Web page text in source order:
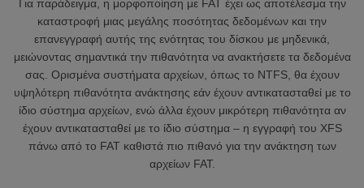
Για παράδειγμα, η μορφοποίηση με FAT έχει ως αποτέλεσμα την
καταστροφή μιας μεγάλης ποσότητας δεδομένων και την
επανεγγραφή αυτής της ενότητας του δίσκου με μηδενικά,
μειώνοντας σημαντικά την πιθανότητα να ανακτήσετε τα δεδομένα
σας. Ορισμένα συστήματα αρχείων, όπως το NTFS, θα έχουν
υψηλότερη πιθανότητα ανάκτησης εάν έχουν αντικατασταθεί με το
ίδιο σύστημα αρχείων, ενώ άλλα έχουν μικρότερη πιθανότητα αν
έχουν αντικατασταθεί με το ίδιο σύστημα – η εγγραφή του XFS
πάνω από το FAT καθιστά πιο πιθανό για την ανάκτηση των
αρχείων FAT.